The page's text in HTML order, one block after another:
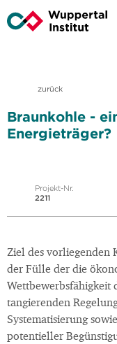
zurück
Braunkohle -
Energieträger?
Projekt-Nr.
2211
Ziel des vorliegenden
der Fülle der die
Wettbewerbsfähigkeit
tangierenden
Systematisierung
potentieller